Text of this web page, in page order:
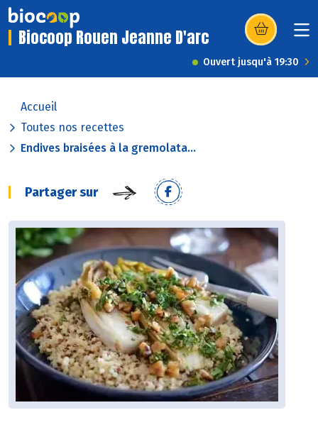
Biocoop Rouen Jeanne D'arc (s’ouvre dans
Ouvert jusqu'à 19:30
Accueil
Toutes nos recettes
Endives braisées à la gremolata...
Partager sur